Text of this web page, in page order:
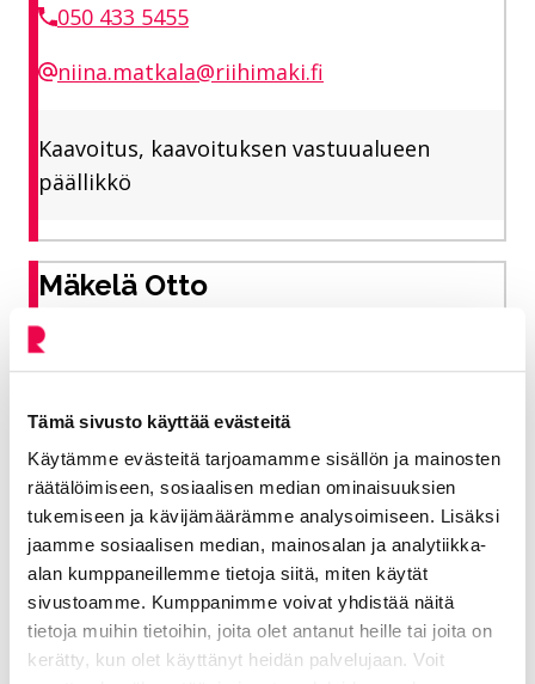
Tämä sivusto käyttää evästeitä
Käytämme evästeitä tarjoamamme sisällön ja mainosten
räätälöimiseen, sosiaalisen median ominaisuuksien
tukemiseen ja kävijämäärämme analysoimiseen. Lisäksi
jaamme sosiaalisen median, mainosalan ja analytiikka-
alan kumppaneillemme tietoja siitä, miten käytät
sivustoamme. Kumppanimme voivat yhdistää näitä
tietoja muihin tietoihin, joita olet antanut heille tai joita on
kerätty, kun olet käyttänyt heidän palvelujaan. Voit
050 433 5455
niina.matkala@riihimaki.fi
Kaavoitus, kaavoituksen vastuualueen
päällikkö
Mäkelä Otto
Kaavasuunnittelija
050 594 4953
otto.makela@riihimaki.fi
Kaavoitus, asemakaavoitus,
asemakaavatiedustelut ja -neuvonta